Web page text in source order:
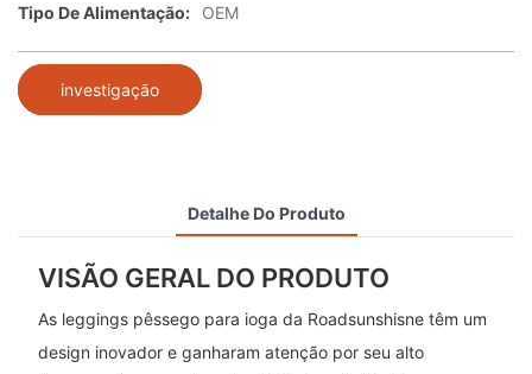
Tipo De Alimentação:
OEM
investigação
Detalhe Do Produto
VISÃO GERAL DO PRODUTO
As leggings pêssego para ioga da Roadsunshisne têm um
design inovador e ganharam atenção por seu alto